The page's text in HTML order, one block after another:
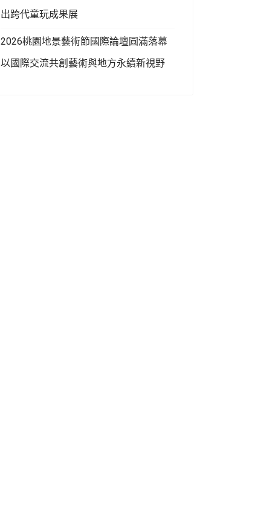
出跨代童玩成果展
2026桃園地景藝術節國際論壇圓滿落幕
以國際交流共創藝術與地方永續新視野